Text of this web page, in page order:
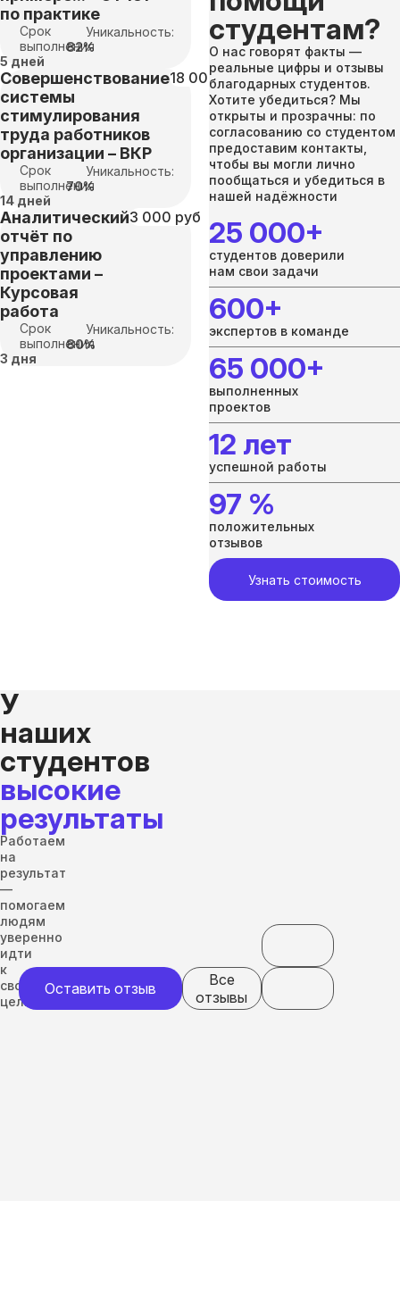
по практике
Срок
выполнения
5 дней
Уникальность:
82%
Совершенствование
системы
стимулирования
труда работников
организации – ВКР
18 000 руб
Срок
выполнения
14 дней
Уникальность:
70%
Аналитический
отчёт по
управлению
проектами –
Курсовая
работа
3 000 руб
Срок
выполнения
3 дня
Уникальность:
80%
студентам?
О нас говорят факты —
реальные цифры и отзывы
благодарных студентов.
Хотите убедиться? Мы
открыты и прозрачны: по
согласованию со студентом
предоставим контакты,
чтобы вы могли лично
пообщаться и убедиться в
нашей надёжности
25 000+
студентов доверили
нам свои задачи
600+
экспертов в команде
65 000+
выполненных
проектов
12 лет
успешной работы
97 %
положительных
отзывов
Узнать стоимость
У
наших
студентов
высокие
результаты
Работаем
на
результат
—
помогаем
людям
уверенно
идти
к
своим
целям
Оставить отзыв
Все
отзывы